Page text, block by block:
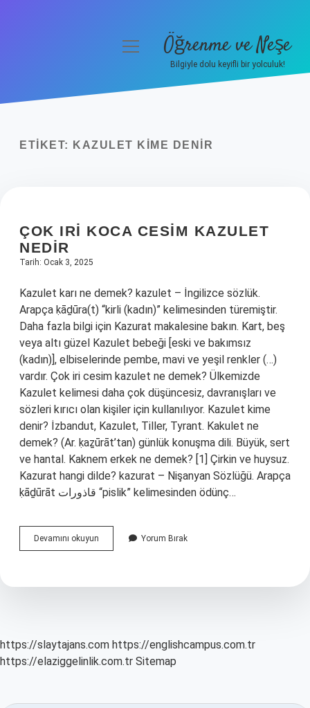
Yasal Uyarı
menüyüÖğrenme ve Neşe
Bilgiyle dolu keyifli bir yolculuk!
ETIKET: KAZULET KIME DENIR
ÇOK IRI KOCA CESIM KAZULET
NEDIR
Tarih: Ocak 3, 2025
Kazulet karı ne demek? kazulet – İngilizce sözlük.
Arapça ḳāḏūra(t) “kirli (kadın)” kelimesinden türemiştir.
Daha fazla bilgi için Kazurat makalesine bakın. Kart, beş
veya altı güzel Kazulet bebeği [eski ve bakımsız
(kadın)], elbiselerinde pembe, mavi ve yeşil renkler (…)
vardır. Çok iri cesim kazulet ne demek? Ülkemizde
Kazulet kelimesi daha çok düşüncesiz, davranışları ve
sözleri kırıcı olan kişiler için kullanılıyor. Kazulet kime
denir? İzbandut, Kazulet, Tiller, Tyrant. Kakulet ne
demek? (Ar. ḳaẕūrāt’tan) günlük konuşma dili. Büyük, sert
ve hantal. Kaknem erkek ne demek? [1] Çirkin ve huysuz.
Kazurat hangi dilde? kazurat – Nişanyan Sözlüğü. Arapça
ḳāḏūrāt قاذورات “pislik” kelimesinden ödünç…
Devamını okuyun
Iri
Kazulet
Yorum Bırak
https://slaytajans.com https://englishcampus.com.tr
https://elaziggelinlik.com.tr Sitemap